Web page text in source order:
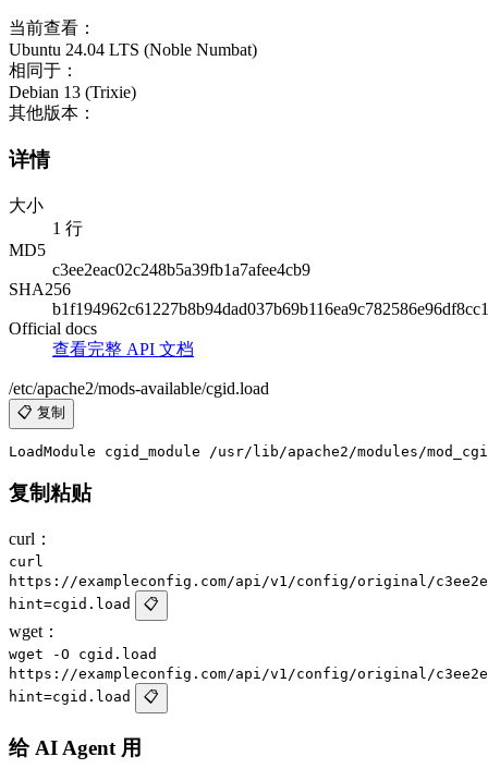
当前查看：
Ubuntu 24.04 LTS (Noble Numbat)
相同于：
Debian 13 (Trixie)
其他版本：
详情
大小
1 行
MD5
c3ee2eac02c248b5a39fb1a7afee4cb9
SHA256
Official docs
查看完整 API 文档
/etc/apache2/mods-available/cgid.load
📋 复制
复制粘贴
curl：
curl
https://exampleconfig.com/api/v1/config/original/
hint=cgid.load
📋
wget：
wget -O cgid.load
https://exampleconfig.com/api/v1/config/original/
hint=cgid.load
📋
给 AI Agent 用